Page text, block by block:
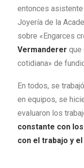
entonces
Joyería de la
sobre «Engarces
Vermanderer que
cotidiana» de
En todos, se
en equipos, se
evaluaron los
constante con
con el trabajo y